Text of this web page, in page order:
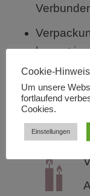
kommt in
kann
Cookie-Hinweis
Um unsere
fortlaufend
Cookies.
Einstellungen